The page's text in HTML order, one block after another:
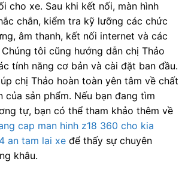
cho xe. Sau khi kết nối, màn hình
chắn, kiểm tra kỹ lưỡng các chức
âm thanh, kết nối internet và các
tôi cũng hướng dẫn chị Thảo
tính năng cơ bản và cài đặt ban đầu.
chị Thảo hoàn toàn yên tâm về chất
của sản phẩm. Nếu bạn đang tìm
tự, bạn có thể tham khảo thêm về
cap man hinh z18 360 cho kia
an tam lai xe để thấy sự chuyên
khâu.